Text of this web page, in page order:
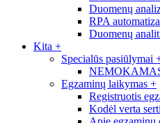
Duomenų
RPA
Duomenų
Kita +
Specialūs pasiūlymai
Egzaminų laikymas +
Registruotis
Kodėl verta